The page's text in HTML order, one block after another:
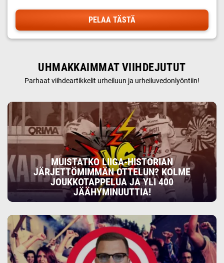
PELAA TÄSTÄ
UHMAKKAIMMAT VIIHDEJUTUT
Parhaat viihdeartikkelit urheiluun ja urheiluvedonlyöntiin!
MUISTATKO LIIGA-HISTORIAN
JÄRJETTÖMIMMÄN OTTELUN? KOLME
JOUKKOTAPPELUA JA YLI 400
JÄÄHYMINUUTTIA!